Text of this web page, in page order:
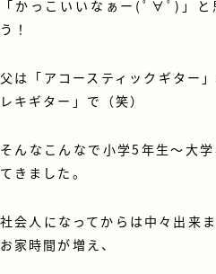
「かっこいいなぁー(ﾟ∀ﾟ)」と
う！
父は「アコースティックギター
レキギター」で（笑）
そんなこんなで小学5年生～大
てきました。
社会人になってからは中々出来
お家時間が増え、